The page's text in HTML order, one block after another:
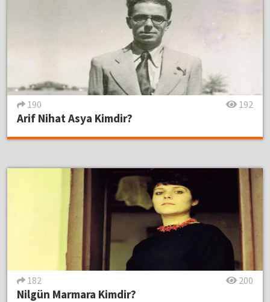
190 192
Arif Nihat Asya Kimdir?
182 200
Nilgün Marmara Kimdir?